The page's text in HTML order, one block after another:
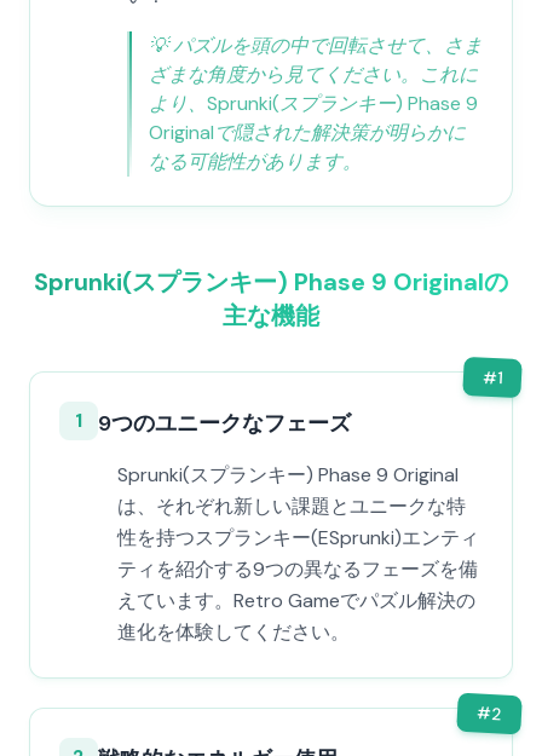
💡パズルを頭の中で回転させて、さま
ざまな角度から見てください。これに
より、Sprunki(スプランキー) Phase 9
Originalで隠された解決策が明らかに
なる可能性があります。
Sprunki(スプランキー) Phase 9 Originalの
主な機能
#1
1 9つのユニークなフェーズ
Sprunki(スプランキー) Phase 9 Original
は、それぞれ新しい課題とユニークな特
性を持つスプランキー(ESprunki)エンティ
ティを紹介する9つの異なるフェーズを備
えています。Retro Gameでパズル解決の
進化を体験してください。
#2